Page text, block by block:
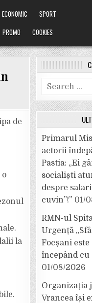
ECONOMIC
SPORT
PROMO COOKIES
de
la
Search
for:
Primarul
actorii
Pastia: „Ei
socialiști
despre
cuvin”!” 01/
RMN-ul
Urgență
Focșani
începând cu
01/08/2026
Organizația
Vrancea își